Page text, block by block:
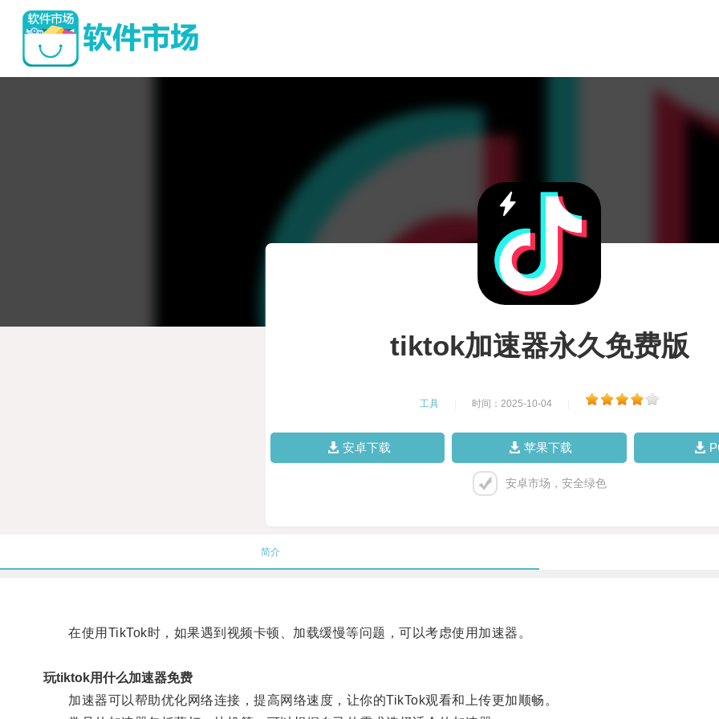
tiktok加速器永久免费版
工具 时间：2025-10-04
安卓下载 苹果下载
安卓市场，安全绿色
简介
在使用TikTok时，如果遇到视频卡顿、加载缓慢等问题，可以考虑使用加速器。
玩tiktok用什么加速器免费
加速器可以帮助优化网络连接，提高网络速度，让你的TikTok观看和上传更加顺畅。